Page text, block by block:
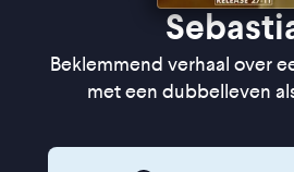
Beklemmend verhaal over
met een dubbelleven